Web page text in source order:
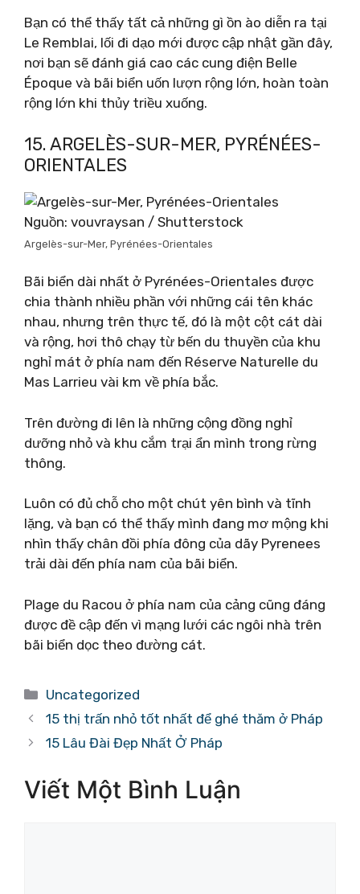
Bạn có thể thấy tất cả những gì ồn ào diễn ra tại
Le Remblai, lối đi dạo mới được cập nhật gần đây,
nơi bạn sẽ đánh giá cao các cung điện Belle
Époque và bãi biển uốn lượn rộng lớn, hoàn toàn
rộng lớn khi thủy triều xuống.
15. ARGELÈS-SUR-MER, PYRÉNÉES-
ORIENTALES
Nguồn: vouvraysan / Shutterstock
Argelès-sur-Mer, Pyrénées-Orientales
Bãi biển dài nhất ở Pyrénées-Orientales được
chia thành nhiều phần với những cái tên khác
nhau, nhưng trên thực tế, đó là một cột cát dài
và rộng, hơi thô chạy từ bến du thuyền của khu
nghỉ mát ở phía nam đến Réserve Naturelle du
Mas Larrieu vài km về phía bắc.
Trên đường đi lên là những cộng đồng nghỉ
dưỡng nhỏ và khu cắm trại ẩn mình trong rừng
thông.
Luôn có đủ chỗ cho một chút yên bình và tĩnh
lặng, và bạn có thể thấy mình đang mơ mộng khi
nhìn thấy chân đồi phía đông của dãy Pyrenees
trải dài đến phía nam của bãi biển.
Plage du Racou ở phía nam của cảng cũng đáng
được đề cập đến vì mạng lưới các ngôi nhà trên
bãi biển dọc theo đường cát.
Danh
mục
Uncategorized
15 thị trấn nhỏ tốt nhất để ghé thăm ở Pháp
15 Lâu Đài Đẹp Nhất Ở Pháp
Viết Một Bình Luận